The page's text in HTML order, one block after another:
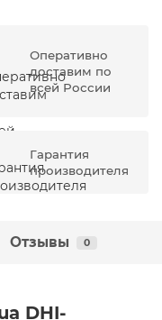
Оперативно
доставим по
всей России
Гарантия
производителя
Отзывы 0
DHI-